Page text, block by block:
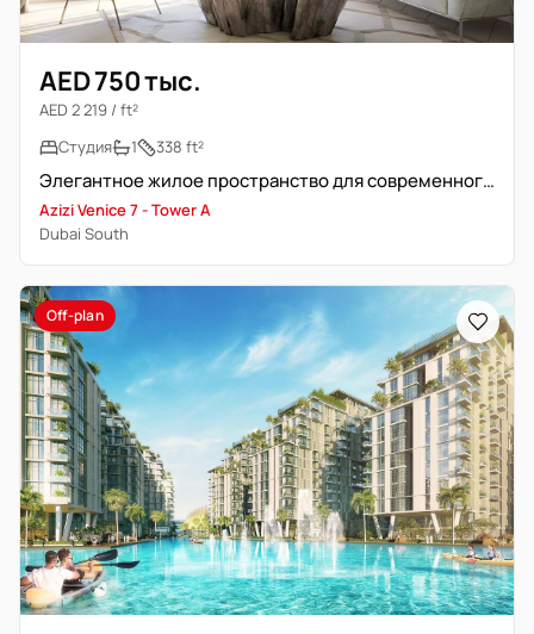
AED 750 тыс.
AED 2 219 / ft²
Студия
1 338 ft²
Элегантное жилое пространство для современного комфорта
Azizi Venice 7 - Tower A
Dubai South
Off-plan